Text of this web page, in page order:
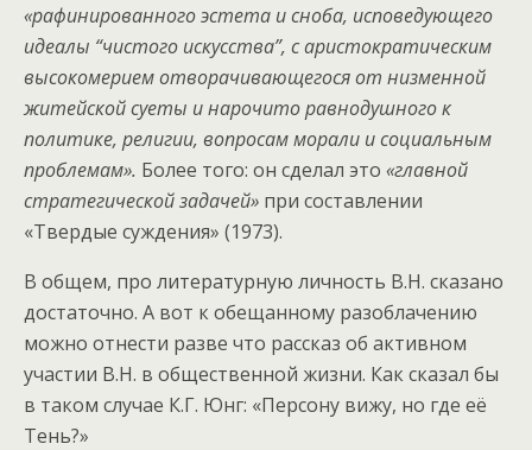
«рафинированного эстета и сноба, исповедующего
идеалы “чистого искусства”, с аристократическим
высокомерием отворачивающегося от низменной
житейской суеты и нарочито равнодушного к
политике, религии, вопросам морали и социальным
проблемам». Более того: он сделал это «главной
стратегической задачей» при составлении
«Твердые суждения» (1973).
В общем, про литературную личность В.Н. сказано
достаточно. А вот к обещанному разоблачению
можно отнести разве что рассказ об активном
участии В.Н. в общественной жизни. Как сказал бы
в таком случае К.Г. Юнг: «Персону вижу, но где её
Тень?»